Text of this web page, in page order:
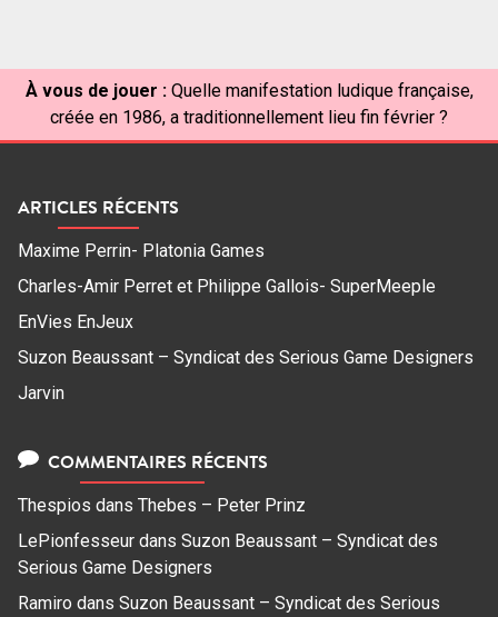
À vous de jouer : Quelle manifestation ludique française,
créée en 1986, a traditionnellement lieu fin février ?
ARTICLES RÉCENTS
Maxime Perrin- Platonia Games
Charles-Amir Perret et Philippe Gallois- SuperMeeple
EnVies EnJeux
Suzon Beaussant – Syndicat des Serious Game Designers
Jarvin
COMMENTAIRES RÉCENTS
Thespios dans Thebes – Peter Prinz
LePionfesseur dans Suzon Beaussant – Syndicat des
Serious Game Designers
Ramiro dans Suzon Beaussant – Syndicat des Serious